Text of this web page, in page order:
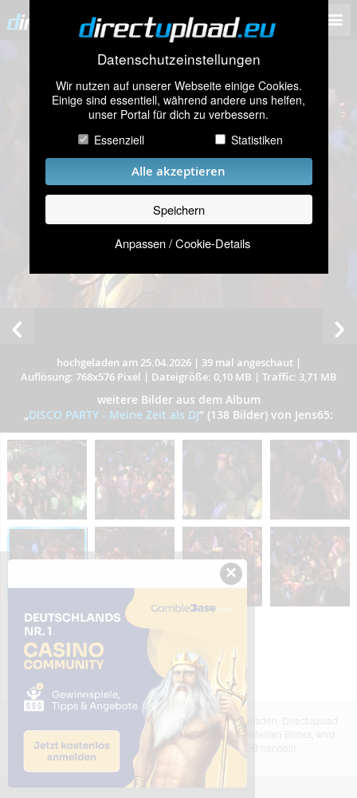
Datenschutzeinstellungen
Wir nutzen auf unserer Webseite einige Cookies.
Einige sind essentiell, während andere uns helfen,
unser Portal für dich zu verbessern.
Essenziell
Statistiken
Alle akzeptieren
Speichern
Anpassen / Cookie-Details
hochgeladen am 25.04.2026| 39 mal angeschaut|
Auflösung: 768x576 Pixel | Dateigröße: 0,10 MB | Traffic: 3,71 MB
weitere Bilder aus dem Album
„DISCO PARTY - Meine Zeit als DJ” (138 Bilder) von Jens65:
Das dargestellte Bild wurde von einem Nutzer hochgeladen. Directupload
übernimmt keinerlei Haftung für den Inhalt des dargestellten Bildes, wird
jedoch bei Verstößen nach §2(3) unserer AGB handeln.
×